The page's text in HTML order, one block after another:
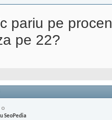
pariu pe
pe 22?
SeoPedia